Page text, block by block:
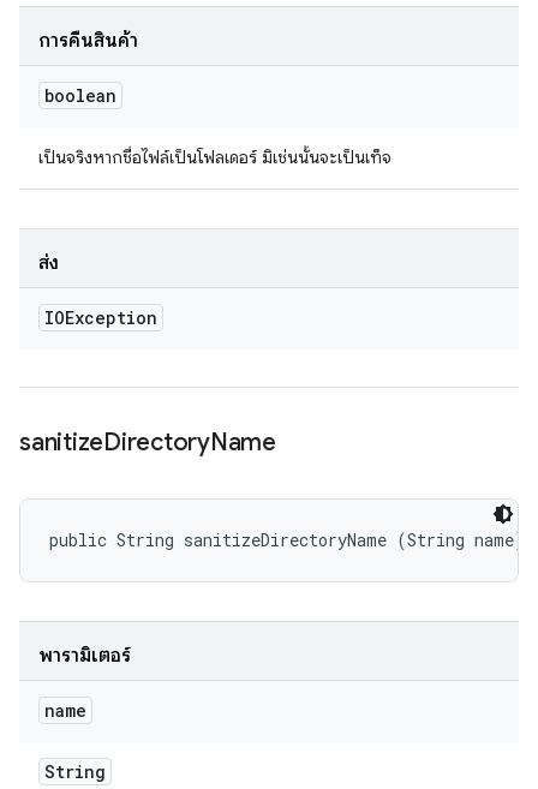
การคืนสินค้า
boolean
เป็นจริงหากชื่อไฟล์เป็นโฟลเดอร์ มิเช่นนั้นจะเป็นเท็จ
ส่ง
IOException
sanitizeDirectoryName
public String sanitizeDirectoryName (String name)
พารามิเตอร์
name
String